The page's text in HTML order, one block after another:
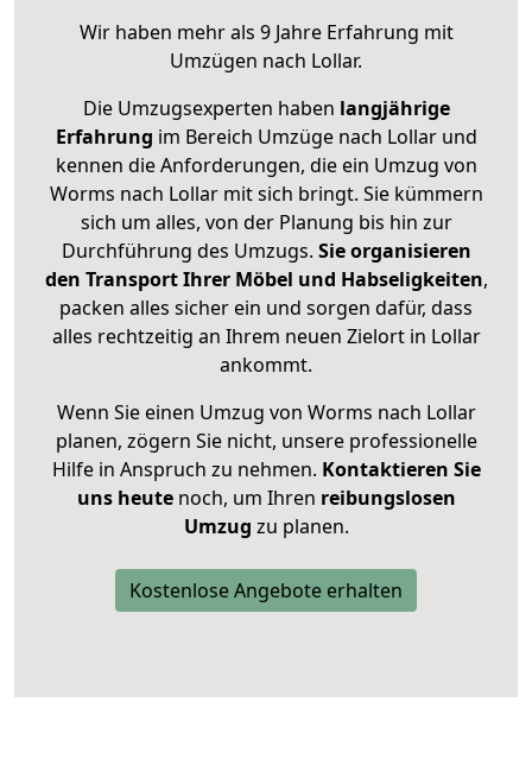
Wir haben mehr als 9 Jahre Erfahrung mit
Umzügen nach Lollar.
Die Umzugsexperten haben langjährige
Erfahrung im Bereich Umzüge nach Lollar und
kennen die Anforderungen, die ein Umzug von
Worms nach Lollar mit sich bringt. Sie kümmern
sich um alles, von der Planung bis hin zur
Durchführung des Umzugs. Sie organisieren
den Transport Ihrer Möbel und Habseligkeiten,
packen alles sicher ein und sorgen dafür, dass
alles rechtzeitig an Ihrem neuen Zielort in Lollar
ankommt.
Wenn Sie einen Umzug von Worms nach Lollar
planen, zögern Sie nicht, unsere professionelle
Hilfe in Anspruch zu nehmen. Kontaktieren Sie
uns heutenoch, um Ihren reibungslosen
Umzug zu planen.
Kostenlose Angebote erhalten